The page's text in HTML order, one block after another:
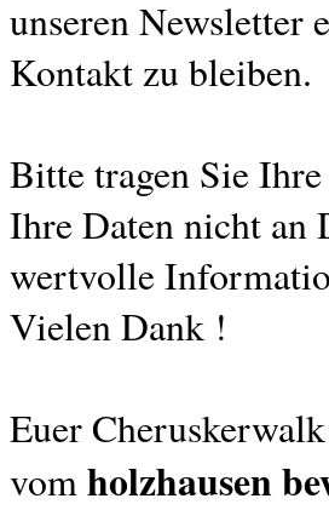
unseren Newsletter
Kontakt zu bleiben.
Bitte tragen Sie
Ihre Daten nicht an
wertvolle
Vielen Dank !
Euer
vomholzhausen